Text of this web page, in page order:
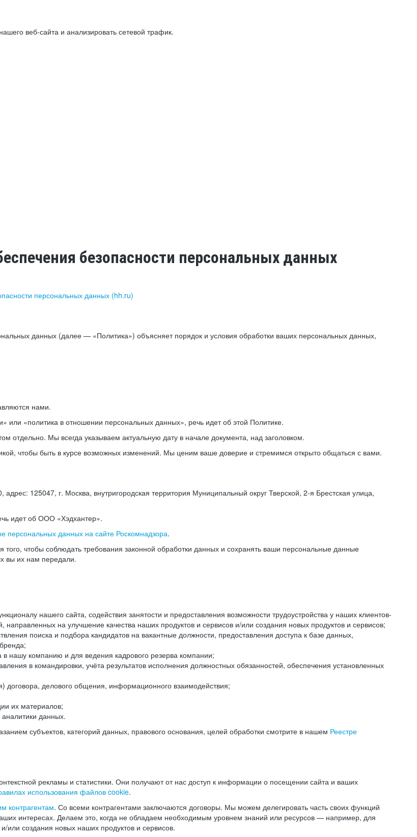
веб-сайта и анализировать сетевой трафик.
безопасности персональных данных
персональных данных (hh.ru)
данных (далее — «Политика») объясняет порядок и условия обработки ваших персональных данных,
нами.
или «политика в отношении персональных данных», речь идет об этой Политике.
отдельно. Мы всегда указываем актуальную дату в начале документа, над заголовком.
чтобы быть в курсе возможных изменений. Мы ценим ваше доверие и стремимся открыто общаться с вами.
125047, г. Москва, внутригородская территория Муниципальный округ Тверской, 2-я Брестская улица,
идет об ООО «Хэдхантер».
персональных данных на сайте Роскомнадзора.
чтобы соблюдать требования законной обработки данных и сохранять ваши персональные данные
вы их нам передали.
нашего сайта, содействия занятости и предоставления возможности трудоустройства у наших клиентов-
на улучшение качества наших продуктов и сервисов и/или создания новых продуктов и сервисов;
поиска и подбора кандидатов на вакантные должности, предоставления доступа к базе данных,
нашу компанию и для ведения кадрового резерва компании;
в командировки, учёта результатов исполнения должностных обязанностей, обеспечения установленных
договора, делового общения, информационного взаимодействия;
их материалов;
данных.
субъектов, категорий данных, правового основания, целей обработки смотрите в нашем Реестре
рекламы и статистики. Они получают от нас доступ к информации о посещении сайта и ваших
использования файлов cookie.
контрагентам. Со всеми контрагентами заключаются договоры. Мы можем делегировать часть своих функций
интересах. Делаем это, когда не обладаем необходимым уровнем знаний или ресурсов — например, для
или создания новых наших продуктов и сервисов.